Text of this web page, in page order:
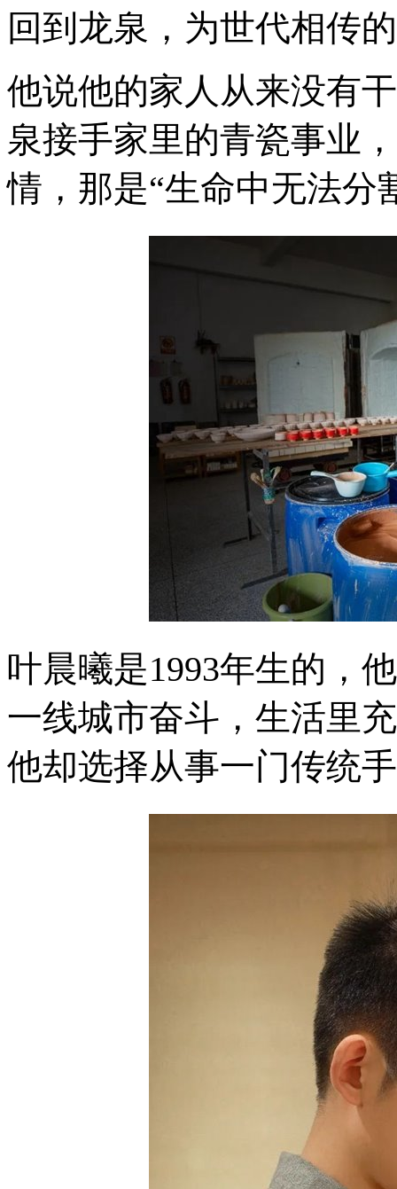
回到龙泉，为世代相传
他说他的家人从来没有
泉接手家里的青瓷事业
情，那是“生命中无法分
叶晨曦是1993年生的，
一线城市奋斗，生活里
他却选择从事一门传统